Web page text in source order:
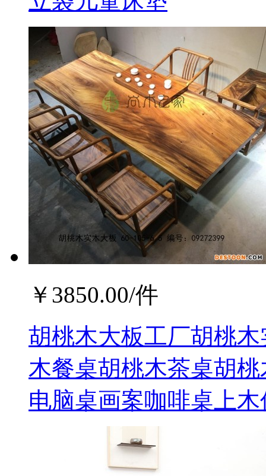
￥ 3850.00/件
胡桃木大板工厂胡桃
木餐桌胡桃木茶桌胡
电脑桌画案咖啡桌上木